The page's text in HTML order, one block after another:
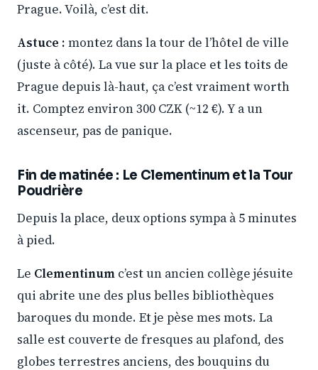
Prague. Voilà, c’est dit.
Astuce : montez dans la tour de l’hôtel de ville
(juste à côté). La vue sur la place et les toits de
Prague depuis là-haut, ça c’est vraiment worth
it. Comptez environ 300 CZK (~12 €). Y a un
ascenseur, pas de panique.
Fin de matinée : Le Clementinum et la Tour
Poudrière
Depuis la place, deux options sympa à 5 minutes
à pied.
Le Clementinum c’est un ancien collège jésuite
qui abrite une des plus belles bibliothèques
baroques du monde. Et je pèse mes mots. La
salle est couverte de fresques au plafond, des
globes terrestres anciens, des bouquins du